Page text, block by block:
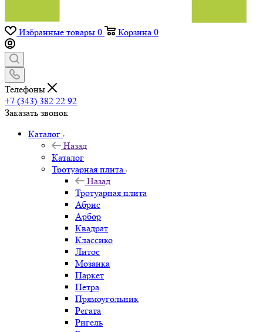
Избранные товары 0 Корзина 0
Телефоны
+7 (343) 382 22 92
Заказать звонок
Каталог
Назад
Каталог
Тротуарная плита
Назад
Тротуарная плита
Абрис
Арбор
Квадрат
Классико
Литос
Мозаика
Паркет
Петра
Прямоугольник
Регата
Ригель